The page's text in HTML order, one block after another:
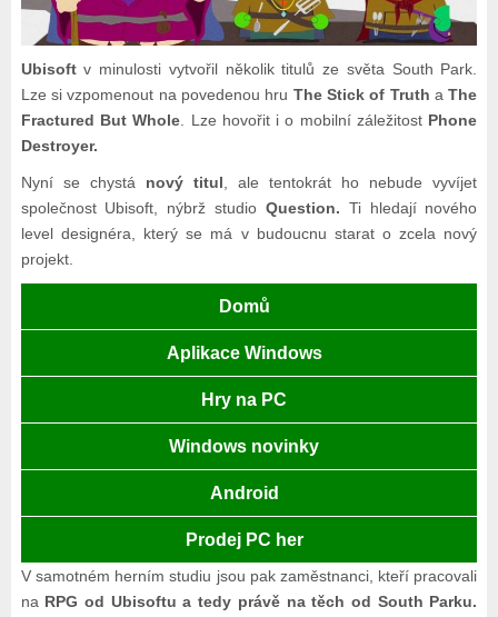
Ubisoftv minulosti vytvořil několik titulů ze světa South Park.
Lze si vzpomenout na povedenou hru The Stick of Truth aThe
Fractured But Whole. Lze hovořit i o mobilní záležitost Phone
Destroyer.
Nyní se chystá nový titul, ale tentokrát ho nebude vyvíjet
společnost Ubisoft, nýbrž studio Question. Ti hledají nového
level designéra, který se má v budoucnu starat o zcela nový
projekt.
Domů
Aplikace Windows
Hry na PC
Windows novinky
Android
Prodej PC her
V samotném herním studiu jsou pak zaměstnanci, kteří pracovali
na RPG od Ubisoftu a tedy právě na těch od South Parku.